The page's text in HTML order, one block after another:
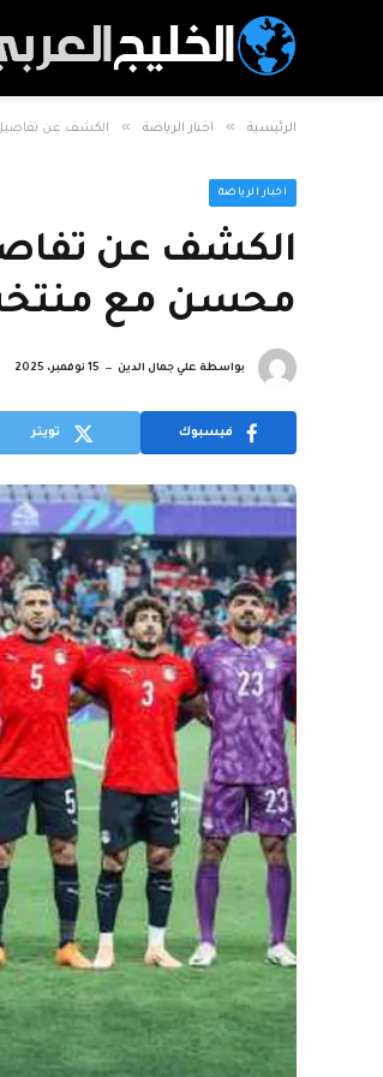
الرئيسية » اخبار الرياضة » الكشف عن
اخبار الرياضة
الكشف عن
محسن مع
بواسطة علي جمال الدين 15 نوفمبر، 2025
فيسبوك تويتر